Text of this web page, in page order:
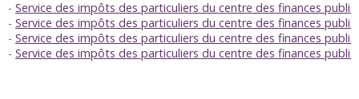
Service des impôts des particuliers du centre des finances
Service des impôts des particuliers du centre des finances
Service des impôts des particuliers du centre des finances
Service des impôts des particuliers du centre des finances